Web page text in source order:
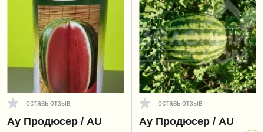
оставь отзыв
Ау Продюсер / AU
оставь отзыв
Ау Продюсер / AU